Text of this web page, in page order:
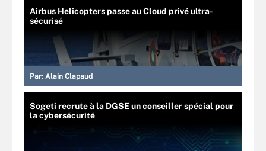
Airbus Helicopters passe au Cloud privé ultra-
sécurisé
Par: Alain Clapaud
Sogeti recrute à la DGSE un conseiller spécial pour
la cybersécurité